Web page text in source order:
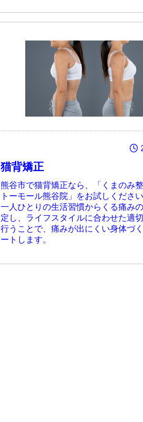
猫背矯正
熊谷市で猫背矯正なら、「くまのみ
トーモール熊谷院」をお試しくださ
一人ひとりの生活習慣からくる痛み
定し、ライフスタイルに合わせた適
行うことで、痛みが出にくい身体づ
ートします。